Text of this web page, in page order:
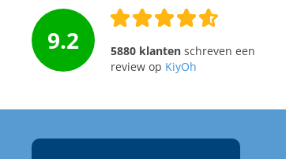
9.2 5880 klantenschreven een
review op KiyOh